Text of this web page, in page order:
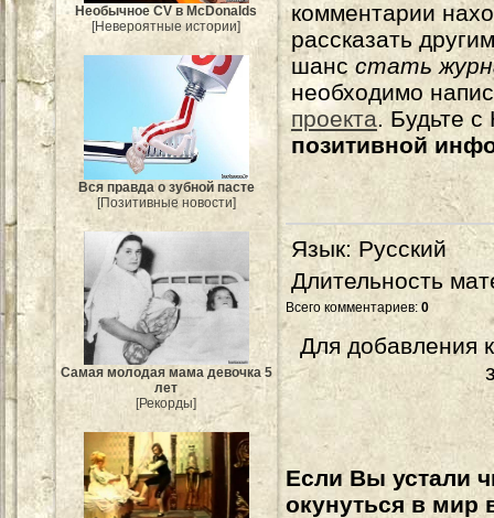
Необычное CV в McDonalds
[Невероятные истории]
Вся правда о зубной пасте
[Позитивные новости]
Самая молодая мама девочка 5
лет
[Рекорды]
комментарии
рассказать
шансстать
необходимо
проекта. Будьте
позитивной
Язык: Русский
Длительность
Всего комментариев:0
Для добавления
Если Вы устали
окунуться в мир